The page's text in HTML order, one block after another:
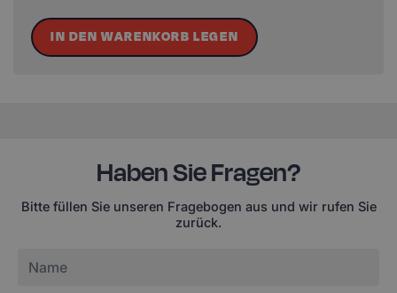
IN DEN WARENKORB LEGEN
Haben Sie Fragen?
Bitte füllen Sie unseren Fragebogen aus und wir rufen Sie
zurück.